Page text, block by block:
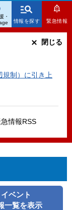
情報を探す 緊急情報
規制）に引き上
情報RSS
閉じる
・
イベント
一覧を表示